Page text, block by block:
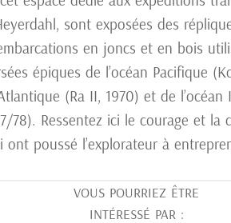
sont exposées des
en joncs et en bois
épiques de l’océan Pacifique
(Ra II, 1970) et de l’océan
78). Ressentez ici le courage et la
ont poussé l’explorateur à
VOUS POURRIEZ ÊTRE
INTÉRESSÉ PAR :